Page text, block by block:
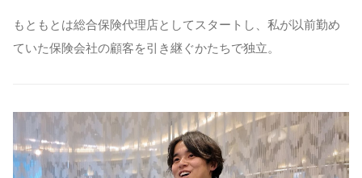
もともとは総合保険代理店としてスタートし、私が以前勤め
ていた保険会社の顧客を引き継ぐかたちで独立。